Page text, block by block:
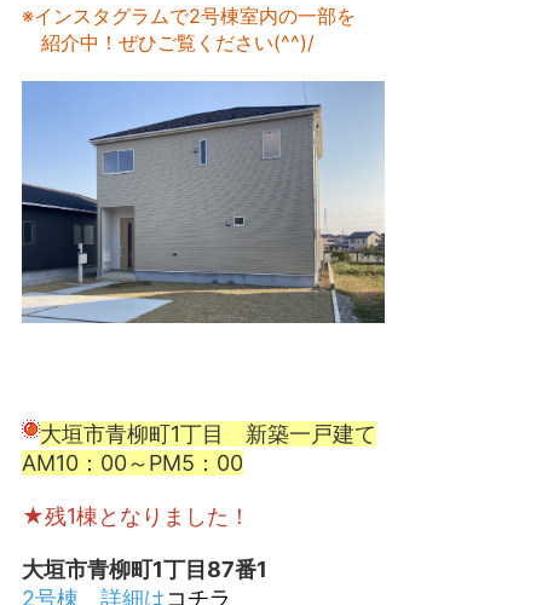
※インスタグラムで2号棟室内の一部を
紹介中！ぜひご覧ください(^^)/
大垣市青柳町1丁目 新築一戸建て
AM10：00～PM5：00
★残1棟となりました！
大垣市青柳町1丁目87番1
2号棟 詳細はコチラ